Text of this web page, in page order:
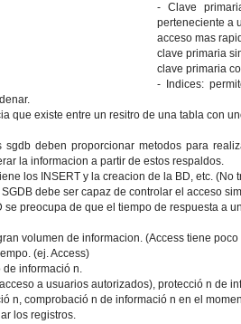
- Clave
perteneciente a
acceso mas
clave primaria
clave primaria
- Indices:
que existe entre un resitro de una tabla con
sgdb deben proporcionar metodos para
la informacion a partir de estos respaldos.
los INSERT y la creacion de la BD, etc. (No
debe ser capaz de controlar el acceso
se preocupa de que el tiempo de respuesta a
volumen de informacion. (Access tiene
(ej. Access)
informació n.
a usuarios autorizados), protecció n de
n, comprobació n de informació n en el
los registros.